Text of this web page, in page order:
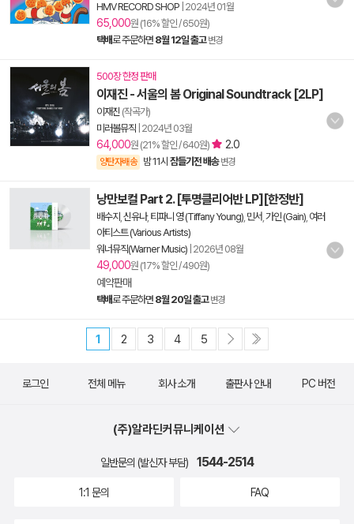
HMV RECORD SHOP 2024년 01월
65,000원 (16% 할인 / 650원)
택배로 주문하면 8월 12일 출고 변경
500장 한정 판매
이재진 - 서울의 봄 Original Soundtrack [2LP]
이재진 (작곡가)
미러볼뮤직 2024년 03월
64,000원 (21% 할인 / 640원) 2.0
양탄자배송 밤 11시 잠들기전 배송 변경
낭만보컬 Part 2. [투명클리어반 LP][한정반]
배수지 신유나, 티파니 영 (Tiffany Young) 민서 가인 (Gain) 여러
아티스트 (Various Artists)
워너뮤직(Warner Music) 2026년 08월
49,000원 (17% 할인 / 490원)
예약판매
택배로 주문하면 8월 20일 출고 변경
1 2 3 4 5
로그인 전체 메뉴 회사 소개 출판사 안내 PC 버전
(주)알라딘커뮤니케이션
일반문의 (발신자 부담) 1544-2514
1:1 문의 FAQ